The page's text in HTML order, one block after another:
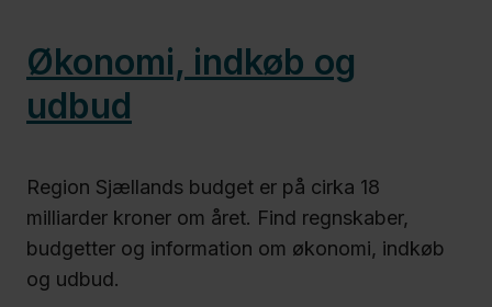
Økonomi, indkøb og
udbud
Region Sjællands budget er på cirka 18
milliarder kroner om året. Find regnskaber,
budgetter og information om økonomi, indkøb
og udbud.